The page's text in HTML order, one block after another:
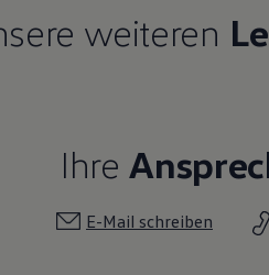
weiteren
Ihre
E-Mail schreiben